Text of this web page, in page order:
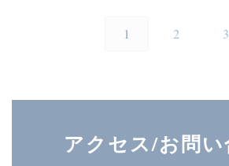
1 2 3
アクセス/お問